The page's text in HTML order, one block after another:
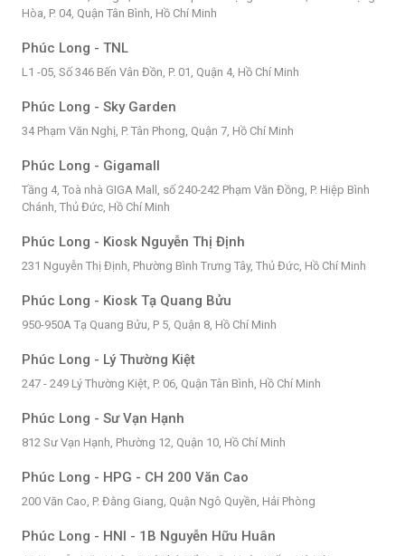
Hòa, P. 04, Quận Tân Bình, Hồ Chí Minh
Phúc Long - TNL
L1 -05, Số 346 Bến Vân Đồn, P. 01, Quận 4, Hồ Chí Minh
Phúc Long - Sky Garden
34 Phạm Văn Nghị, P. Tân Phong, Quận 7, Hồ Chí Minh
Phúc Long - Gigamall
Tầng 4, Toà nhà GIGA Mall, số 240-242 Phạm Văn Đồng, P. Hiệp Bình
Chánh, Thủ Đức, Hồ Chí Minh
Phúc Long - Kiosk Nguyễn Thị Định
231 Nguyễn Thị Định, Phường Bình Trưng Tây, Thủ Đức, Hồ Chí Minh
Phúc Long - Kiosk Tạ Quang Bửu
950-950A Tạ Quang Bửu, P 5, Quận 8, Hồ Chí Minh
Phúc Long - Lý Thường Kiệt
247 - 249 Lý Thường Kiệt, P. 06, Quận Tân Bình, Hồ Chí Minh
Phúc Long - Sư Vạn Hạnh
812 Sư Vạn Hạnh, Phường 12, Quận 10, Hồ Chí Minh
Phúc Long - HPG - CH 200 Văn Cao
200 Văn Cao, P. Đằng Giang, Quận Ngô Quyền, Hải Phòng
Phúc Long - HNI - 1B Nguyễn Hữu Huân